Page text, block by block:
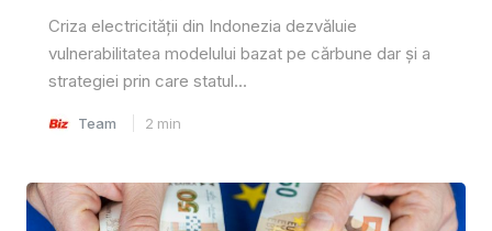
Criza electricității din Indonezia dezvăluie
vulnerabilitatea modelului bazat pe cărbune dar și a
strategiei prin care statul...
Team 2 min